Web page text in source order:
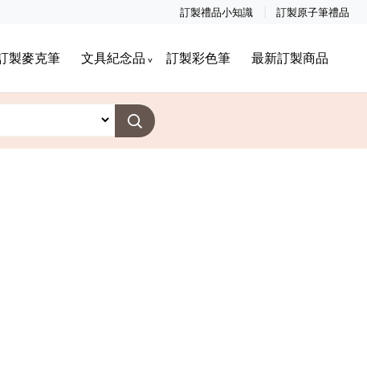
訂製禮品小知識 訂製原子筆禮品
製麥克筆 文具紀念品 訂製彩色筆 最新訂製商品